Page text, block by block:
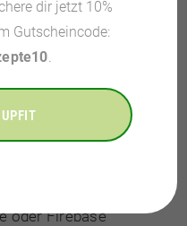
(Google-Werbe-ID
oder Firebase
dir jetzt 10%
Gutscheincode:
.